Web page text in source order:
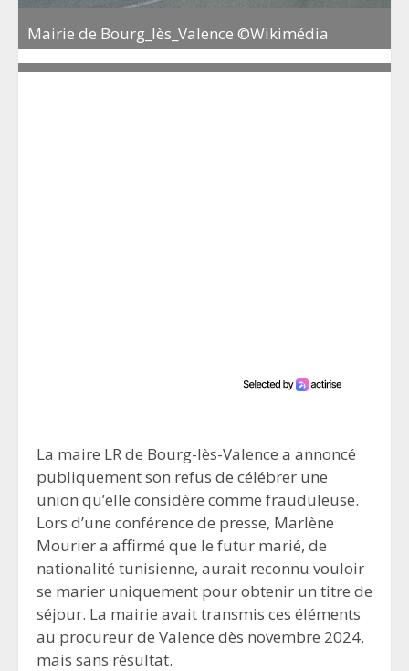
Mairie de Bourg_lès_Valence ©Wikimédia
La maire LR de Bourg-lès-Valence a annoncé
publiquement son refus de célébrer une
union qu’elle considère comme frauduleuse.
Lors d’une conférence de presse, Marlène
Mourier a affirmé que le futur marié, de
nationalité tunisienne, aurait reconnu vouloir
se marier uniquement pour obtenir un titre de
séjour. La mairie avait transmis ces éléments
au procureur de Valence dès novembre 2024,
mais sans résultat.